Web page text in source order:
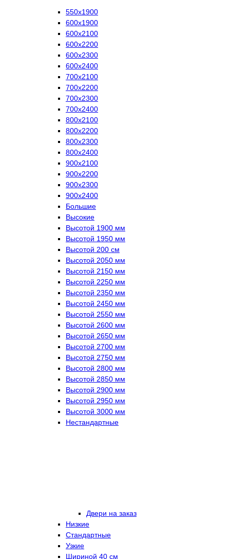
550х1900
600х1900
600х2100
600х2200
600х2300
600х2400
700х2100
700х2200
700х2300
700х2400
800х2100
800х2200
800х2300
800х2400
900х2100
900х2200
900х2300
900х2400
Большие
Высокие
Высотой 1900 мм
Высотой 1950 мм
Высотой 200 см
Высотой 2050 мм
Высотой 2150 мм
Высотой 2250 мм
Высотой 2350 мм
Высотой 2450 мм
Высотой 2550 мм
Высотой 2600 мм
Высотой 2650 мм
Высотой 2700 мм
Высотой 2750 мм
Высотой 2800 мм
Высотой 2850 мм
Высотой 2900 мм
Высотой 2950 мм
Высотой 3000 мм
Нестандартные
Двери на заказ
Низкие
Стандартные
Узкие
Шириной 40 см